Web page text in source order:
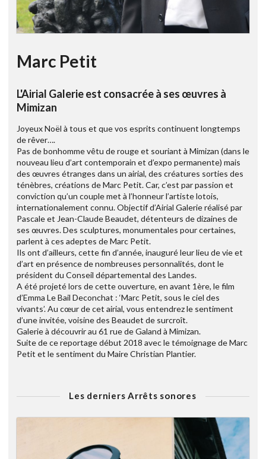
Marc Petit
L'Airial Galerie est consacrée à ses œuvres à
Mimizan
Joyeux Noël à tous et que vos esprits continuent longtemps
de rêver….
Pas de bonhomme vêtu de rouge et souriant à Mimizan (dans le
nouveau lieu d’art contemporain et d’expo permanente) mais
des œuvres étranges dans un airial, des créatures sorties des
ténèbres, créations de Marc Petit. Car, c’est par passion et
conviction qu’un couple met à l’honneur l’artiste lotois,
internationalement connu. Objectif d’Airial Galerie réalisé par
Pascale et Jean-Claude Beaudet, détenteurs de dizaines de
ses œuvres. Des sculptures, monumentales pour certaines,
parlent à ces adeptes de Marc Petit.
Ils ont d’ailleurs, cette fin d’année, inauguré leur lieu de vie et
d’art en présence de nombreuses personnalités, dont le
président du Conseil départemental des Landes.
A été projeté lors de cette ouverture, en avant 1ère, le film
d’Emma Le Bail Deconchat : ‘Marc Petit, sous le ciel des
vivants’. Au cœur de cet airial, vous entendrez le sentiment
d’une invitée, voisine des Beaudet de surcroît.
Galerie à découvrir au 61 rue de Galand à Mimizan.
Suite de ce reportage début 2018 avec le témoignage de Marc
Petit et le sentiment du Maire Christian Plantier.
Les derniers Arrêts sonores